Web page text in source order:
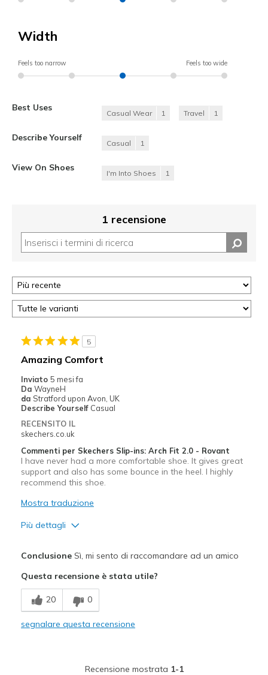
Width
Feels too narrow Feels too wide
Best Uses
Casual Wear 1 Travel 1
Describe Yourself
Casual 1
View On Shoes
I'm Into Shoes 1
1 recensione
5
Amazing Comfort
Inviato 5 mesi fa
Da WayneH
da Stratford upon Avon, UK
Describe Yourself Casual
RECENSITO IL
skechers.co.uk
Commenti per Skechers Slip-ins: Arch Fit 2.0 - Rovant
I have never had a more comfortable shoe. It gives great
support and also has some bounce in the heel. I highly
recommend this shoe.
Mostra traduzione
Più dettagli
Breathe Well
Comfortable
ConclusioneSì, mi sento di raccomandare ad un amico
Questa recensione è stata utile?
20 0
segnalare questa recensione
Recensione mostrata 1-1